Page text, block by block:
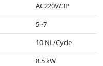
AC220V/3P
5~7
10 NL/Cycle
8.5 kW